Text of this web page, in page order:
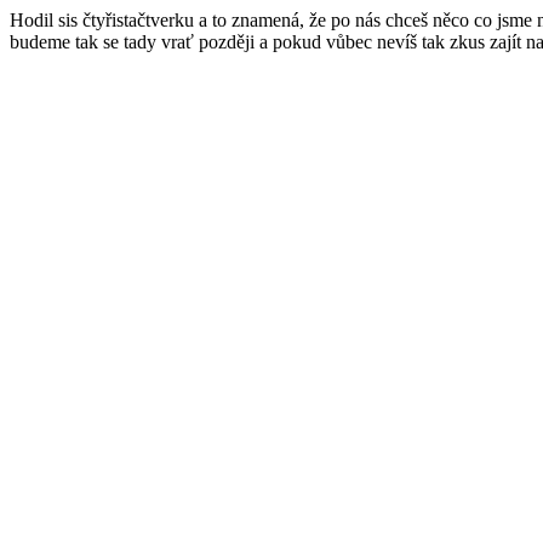
Hodil sis čtyřistačtverku a to znamená, že po nás chceš něco co
budeme tak se tady vrať později a pokud vůbec nevíš tak zkus zajít